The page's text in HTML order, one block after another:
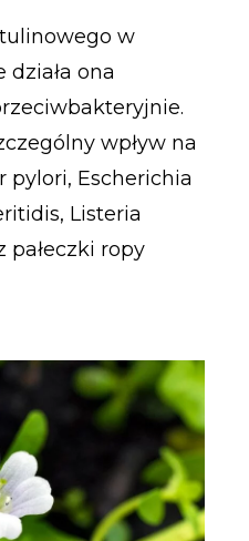
w
działa ona
wpływ na
pylori, Escherichia
Listeria
pałeczki ropy